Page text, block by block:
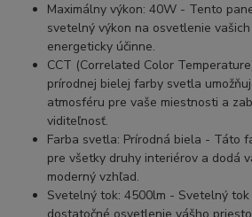
Maximálny výkon: 40W - Tento
svetelný výkon na osvetlenie
energeticky účinne.
CCT (Correlated Color
prírodnej bielej farby svetla
atmosféru pre vaše miestnosti a
viditeľnosť.
Farba svetla: Prírodná biela - Táto
pre všetky druhy interiérov a dodá
moderný vzhľad.
Svetelný tok: 4500lm - Svetelný tok